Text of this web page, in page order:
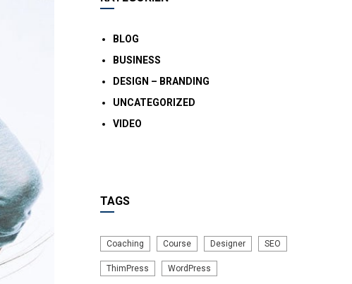
BLOG
BUSINESS
DESIGN – BRANDING
UNCATEGORIZED
VIDEO
TAGS
Coaching Course Designer SEO
ThimPress WordPress